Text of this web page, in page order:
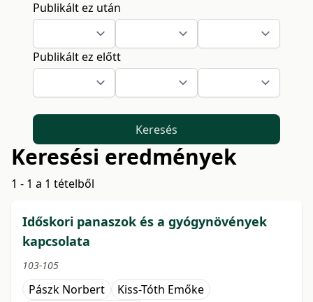
Publikált ez után
Publikált ez előtt
Keresés
Keresési eredmények
1 - 1 a 1 tételből
Időskori panaszok és a gyógynövények
kapcsolata
103-105
Pászk Norbert
Kiss-Tóth Emőke